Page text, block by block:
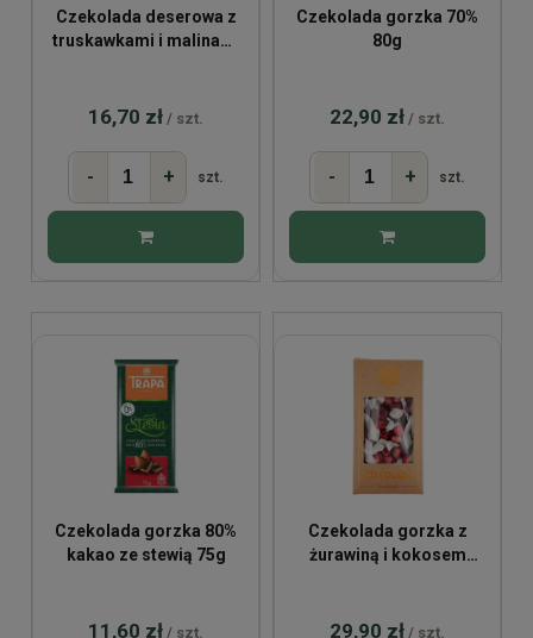
Czekolada deserowa z
truskawkami i malinami
16,70 zł / szt.
- + szt.
Czekolada gorzka 70%
80g
22,90 zł / szt.
- + szt.
Czekolada gorzka 80%
kakao ze stewią 75g
11,60 zł / szt.
Czekolada gorzka z
żurawiną i kokosem
29,90 zł / szt.